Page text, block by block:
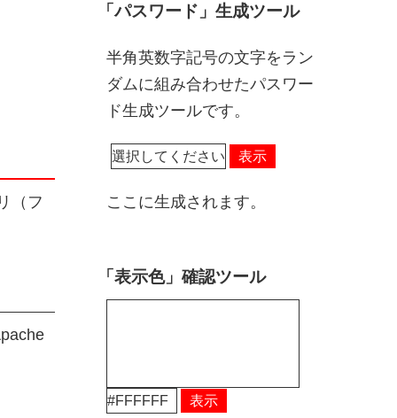
（フ
「パスワード」生成ツール
半角英数字記号の文字をラン
ダムに組み合わせたパスワー
ド生成ツールです。
表示
ここに生成されます。
「表示色」確認ツール
表示